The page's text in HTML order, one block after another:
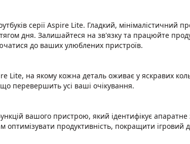
серії Aspire Lite. Гладкий, мінімалістичний
дня. Залишайтеся на зв'язку та працюйте
до ваших улюблених пристроїв.
на якому кожна деталь оживає у яскравих
перевершить усі ваші очікування.
вашого пристрою, який ідентифікує
продуктивність, покращити ігровий